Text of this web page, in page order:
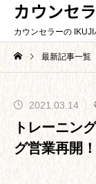
カウンセ
カウンセラーの IKUJI
最新記事一覧
2021.03.14
トレーニン
グ営業再開！